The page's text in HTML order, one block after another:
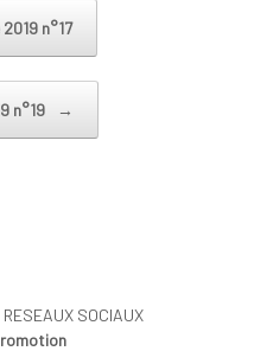
n°17
n°19 →
SOCIAUX